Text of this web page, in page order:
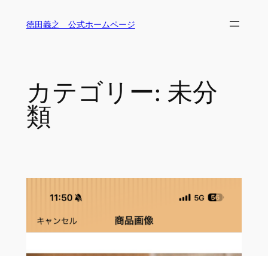
徳田義之 公式ホームページ
カテゴリー: 未分
類